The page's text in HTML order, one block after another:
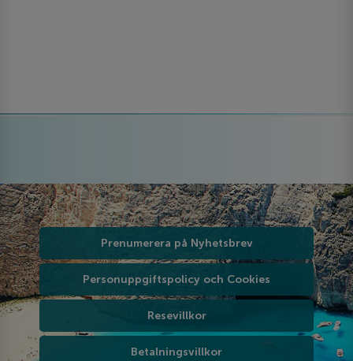
Prenumerera på Nyhetsbrev
Personuppgiftspolicy och Cookies
Resevillkor
Betalningsvillkor